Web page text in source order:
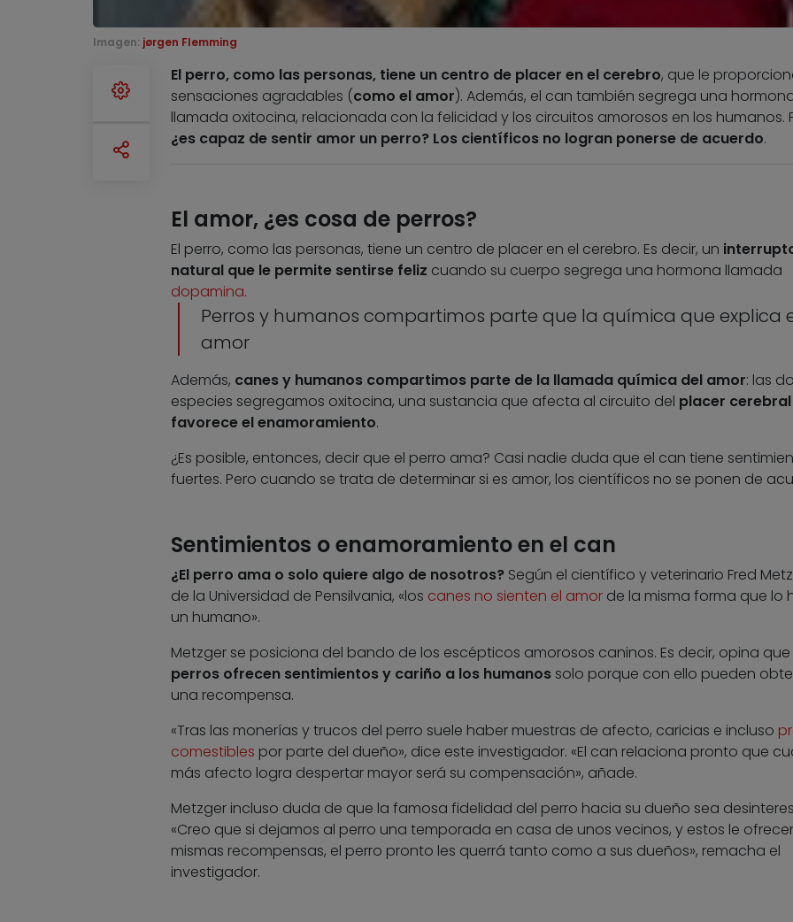
Imagen: jørgen Flemming
El perro, como las personas, tiene un centro de placer en el cerebro, que le
sensaciones agradables (como el amor). Además, el can también segrega una
llamada oxitocina, relacionada con la felicidad y los circuitos amorosos en los humanos.
¿es capaz de sentir amor un perro? Los científicos no logran ponerse de acuerdo.
El amor, ¿es cosa de perros?
El perro, como las personas, tiene un centro de placer en el cerebro. Es decir, un
natural que le permite sentirse feliz cuando su cuerpo segrega una hormona llamada
dopamina.
Perros y humanos compartimos parte que la química que explica
amor
Además, canes y humanos compartimos parte de la llamada química del amor: las
especies segregamos oxitocina, una sustancia que afecta al circuito del placer
favorece el enamoramiento.
¿Es posible, entonces, decir que el perro ama? Casi nadie duda que el can tiene
fuertes. Pero cuando se trata de determinar si es amor, los científicos no se ponen de
Sentimientos o enamoramiento en el can
¿El perro ama o solo quiere algo de nosotros? Según el científico y veterinario Fred
de la Universidad de Pensilvania, «los canes no sienten el amorde la misma forma que lo
un humano».
Metzger se posiciona del bando de los escépticos amorosos caninos. Es decir, opina que
perros ofrecen sentimientos y cariño a los humanossolo porque con ello pueden
una recompensa.
«Tras las monerías y trucos del perro suele haber muestras de afecto, caricias e incluso
comestibles por parte del dueño», dice este investigador. «El can relaciona pronto que
más afecto logra despertar mayor será su compensación», añade.
Metzger incluso duda de que la famosa fidelidad del perro hacia su dueño sea
«Creo que si dejamos al perro una temporada en casa de unos vecinos, y estos le
mismas recompensas, el perro pronto les querrá tanto como a sus dueños», remacha el
investigador.